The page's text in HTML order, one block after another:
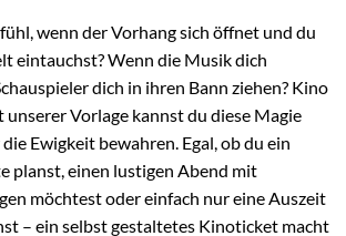
wenn der Vorhang sich öffnet und du
eintauchst? Wenn die Musik dich
dich in ihren Bann ziehen? Kino
unserer Vorlage kannst du diese Magie
Ewigkeit bewahren. Egal, ob du ein
planst, einen lustigen Abend mit
möchtest oder einfach nur eine Auszeit
– ein selbst gestaltetes Kinoticket macht